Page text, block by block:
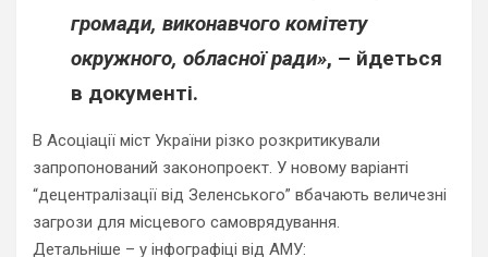
громади, виконавчого комітету
окружного, обласної ради», – йдеться
в документі.
В Асоціації міст України різко розкритикували
запропонований законопроект. У новому варіанті
“децентралізації від Зеленського” вбачають величезні
загрози для місцевого самоврядування.
Детальніше – у інфографіці від АМУ: